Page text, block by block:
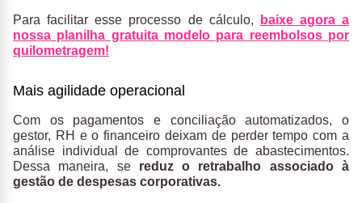
Para facilitar esse processo de cálculo,
baixe agora a
nossa planilha gratuita modelo para reembolsos por
quilometragem!
Mais agilidade operacional
Com os pagamentos e conciliação automatizados, o
gestor, RH e o financeiro deixam de perder tempo com a
análise individual de comprovantes de abastecimentos.
Dessa maneira, se reduz o retrabalho associado à
gestão de despesas corporativas.